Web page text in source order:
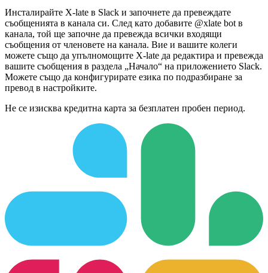
Инсталирайте X-late в Slack и започнете да превеждате
съобщенията в канала си. След като добавите @xlate bot в
канала, той ще започне да превежда всички входящи
съобщения от членовете на канала. Вие и вашите колеги
можете също да упълномощите X-late да редактира и превежда
вашите съобщения в раздела „Начало“ на приложението Slack.
Можете също да конфигурирате езика по подразбиране за
превод в настройките.
Не се изисква кредитна карта за безплатен пробен период.